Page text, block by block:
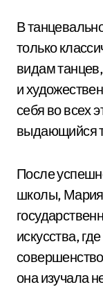
В
только
видам
и
себя во всех
выдающийся
После
школы, Мария
искусства,
она изучала